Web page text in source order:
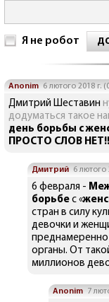
Я не робот
Anonim 6 лютого 2018 г.
Дмитрий Шеставин
додуматься такое
день борьбы с
ПРОСТО СЛОВ
Дмитрий 6 лютого
6 февраля -
борьбес «
стран в силу
девочки и
органы. От
миллионов
Anonim 7